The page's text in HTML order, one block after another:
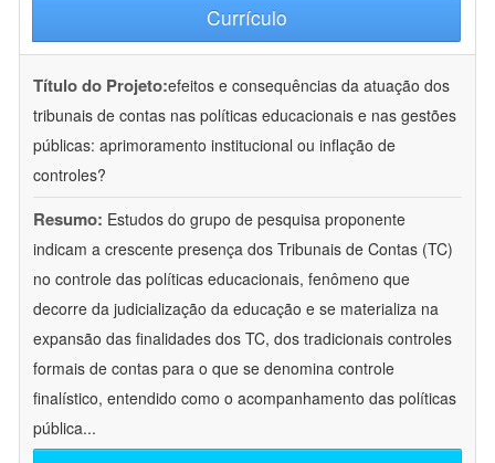
Currículo
Título do Projeto:efeitos e consequências da atuação dos
tribunais de contas nas políticas educacionais e nas gestões
públicas: aprimoramento institucional ou inflação de
controles?
Resumo: Estudos do grupo de pesquisa proponente
indicam a crescente presença dos Tribunais de Contas (TC)
no controle das políticas educacionais, fenômeno que
decorre da judicialização da educação e se materializa na
expansão das finalidades dos TC, dos tradicionais controles
formais de contas para o que se denomina controle
finalístico, entendido como o acompanhamento das políticas
pública...